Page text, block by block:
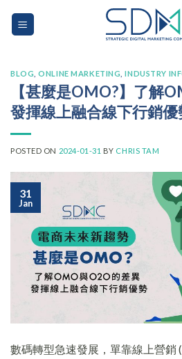
BLOG ,ONLINE MARKETING ,INDUSTRY
【甚麼是OMO?】了解
發揮線上融合線下行銷優
POSTED ON 2024-01-31 BY CHRIS TAM
31
Jan
數碼轉型急速發展，單靠線上營銷